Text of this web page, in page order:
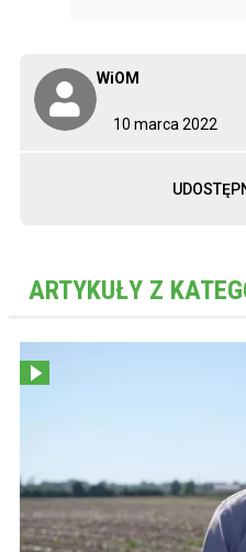
10 marca 2022
WiOM
ARTYKUŁY Z